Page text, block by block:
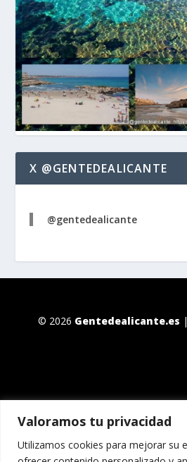
Valoramos tu privacidad
Utilizamos cookies para mejorar su
X @GENTEDEALICANTE
@gentedealicante
© 2026 Gentedealicante.es